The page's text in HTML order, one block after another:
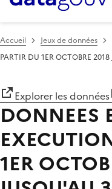
Accueil Jeux de données
PARTIR DU 1ER OCTOBRE
Explorer les données
DONNEES
1ER